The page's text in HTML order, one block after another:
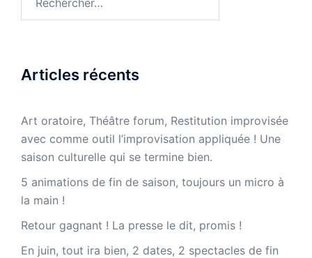
Articles récents
Art oratoire, Théâtre forum, Restitution improvisée
avec comme outil l’improvisation appliquée ! Une
saison culturelle qui se termine bien.
5 animations de fin de saison, toujours un micro à
la main !
Retour gagnant ! La presse le dit, promis !
En juin, tout ira bien, 2 dates, 2 spectacles de fin